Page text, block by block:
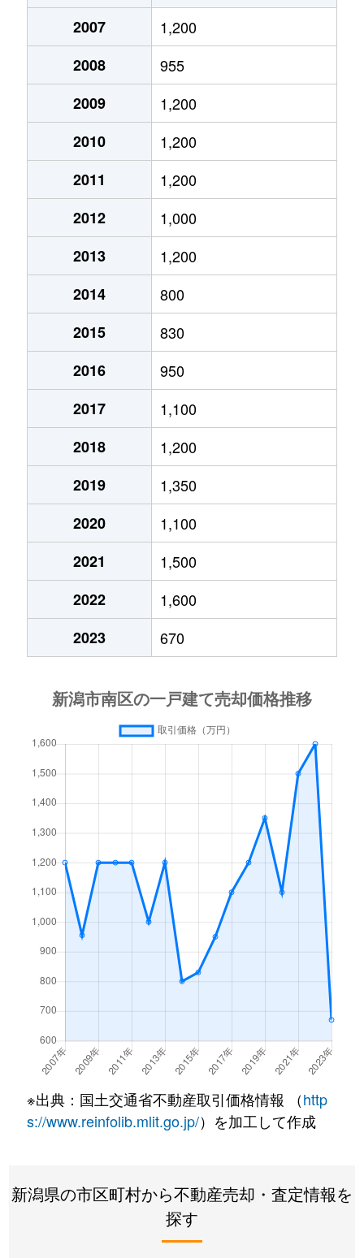
2007
1,200
2008
955
2009
1,200
2010
1,200
2011
1,200
2012
1,000
2013
1,200
2014
800
2015
830
2016
950
2017
1,100
2018
1,200
2019
1,350
2020
1,100
2021
1,500
2022
1,600
2023
670
※出典：国土交通省不動産取引価格情報 （http
s://www.reinfolib.mlit.go.jp/）を加工して作成
新潟県の市区町村から不動産売却・査定情報を
探す